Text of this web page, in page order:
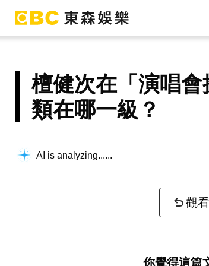
檀健次在「演唱
類在哪一級？
AI is analyzing...
觀
你覺得這篇